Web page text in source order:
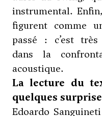
instrumental.
figurent comme
passé : c’est
dans la
acoustique.
La lecture du
quelques
Edoardo